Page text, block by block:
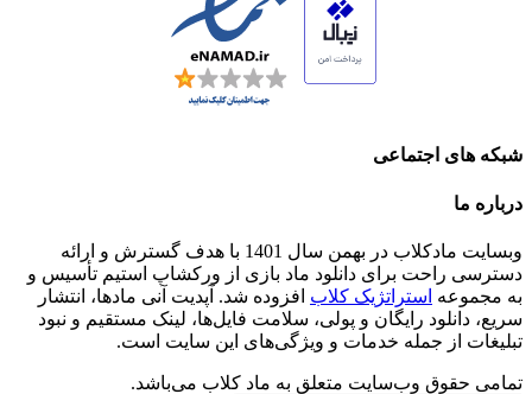
شبکه های اجتماعی
درباره ما
وبسایت مادکلاب در بهمن سال 1401 با هدف گسترش و ارائه
دسترسی راحت برای دانلود ماد بازی از ورکشاپ استیم تأسیس و
به مجموعه استراتژیک کلاب افزوده شد. آپدیت آنی مادها، انتشار
سریع، دانلود رایگان و پولی، سلامت فایل‌ها، لینک مستقیم و نبود
تبلیغات از جمله خدمات و ویژگی‌های این سایت است.
تمامی حقوق وب‌سایت متعلق به ماد کلاب می‌باشد.